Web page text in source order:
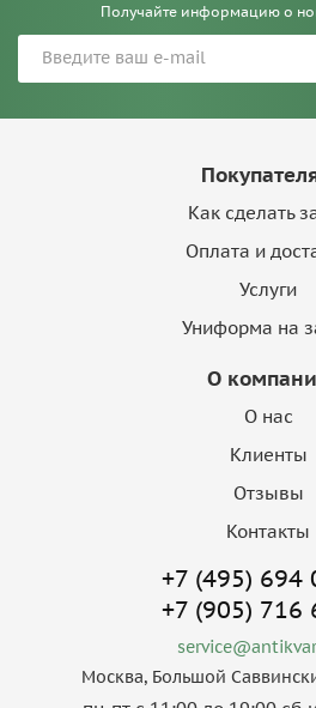
Получайте информацию о
Как сделать
Оплата и
Услуги
Униформа на
О
О нас
Клиенты
Отзывы
Контакты
+7 (495) 694
+7 (905) 716
Москва, Большой